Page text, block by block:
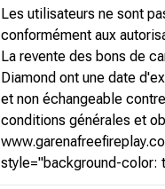
Les utilisateurs ne sont
conformément aux
La revente des bons de
Diamond ont une date
et non échangeable
conditions générales et
style="background-color: